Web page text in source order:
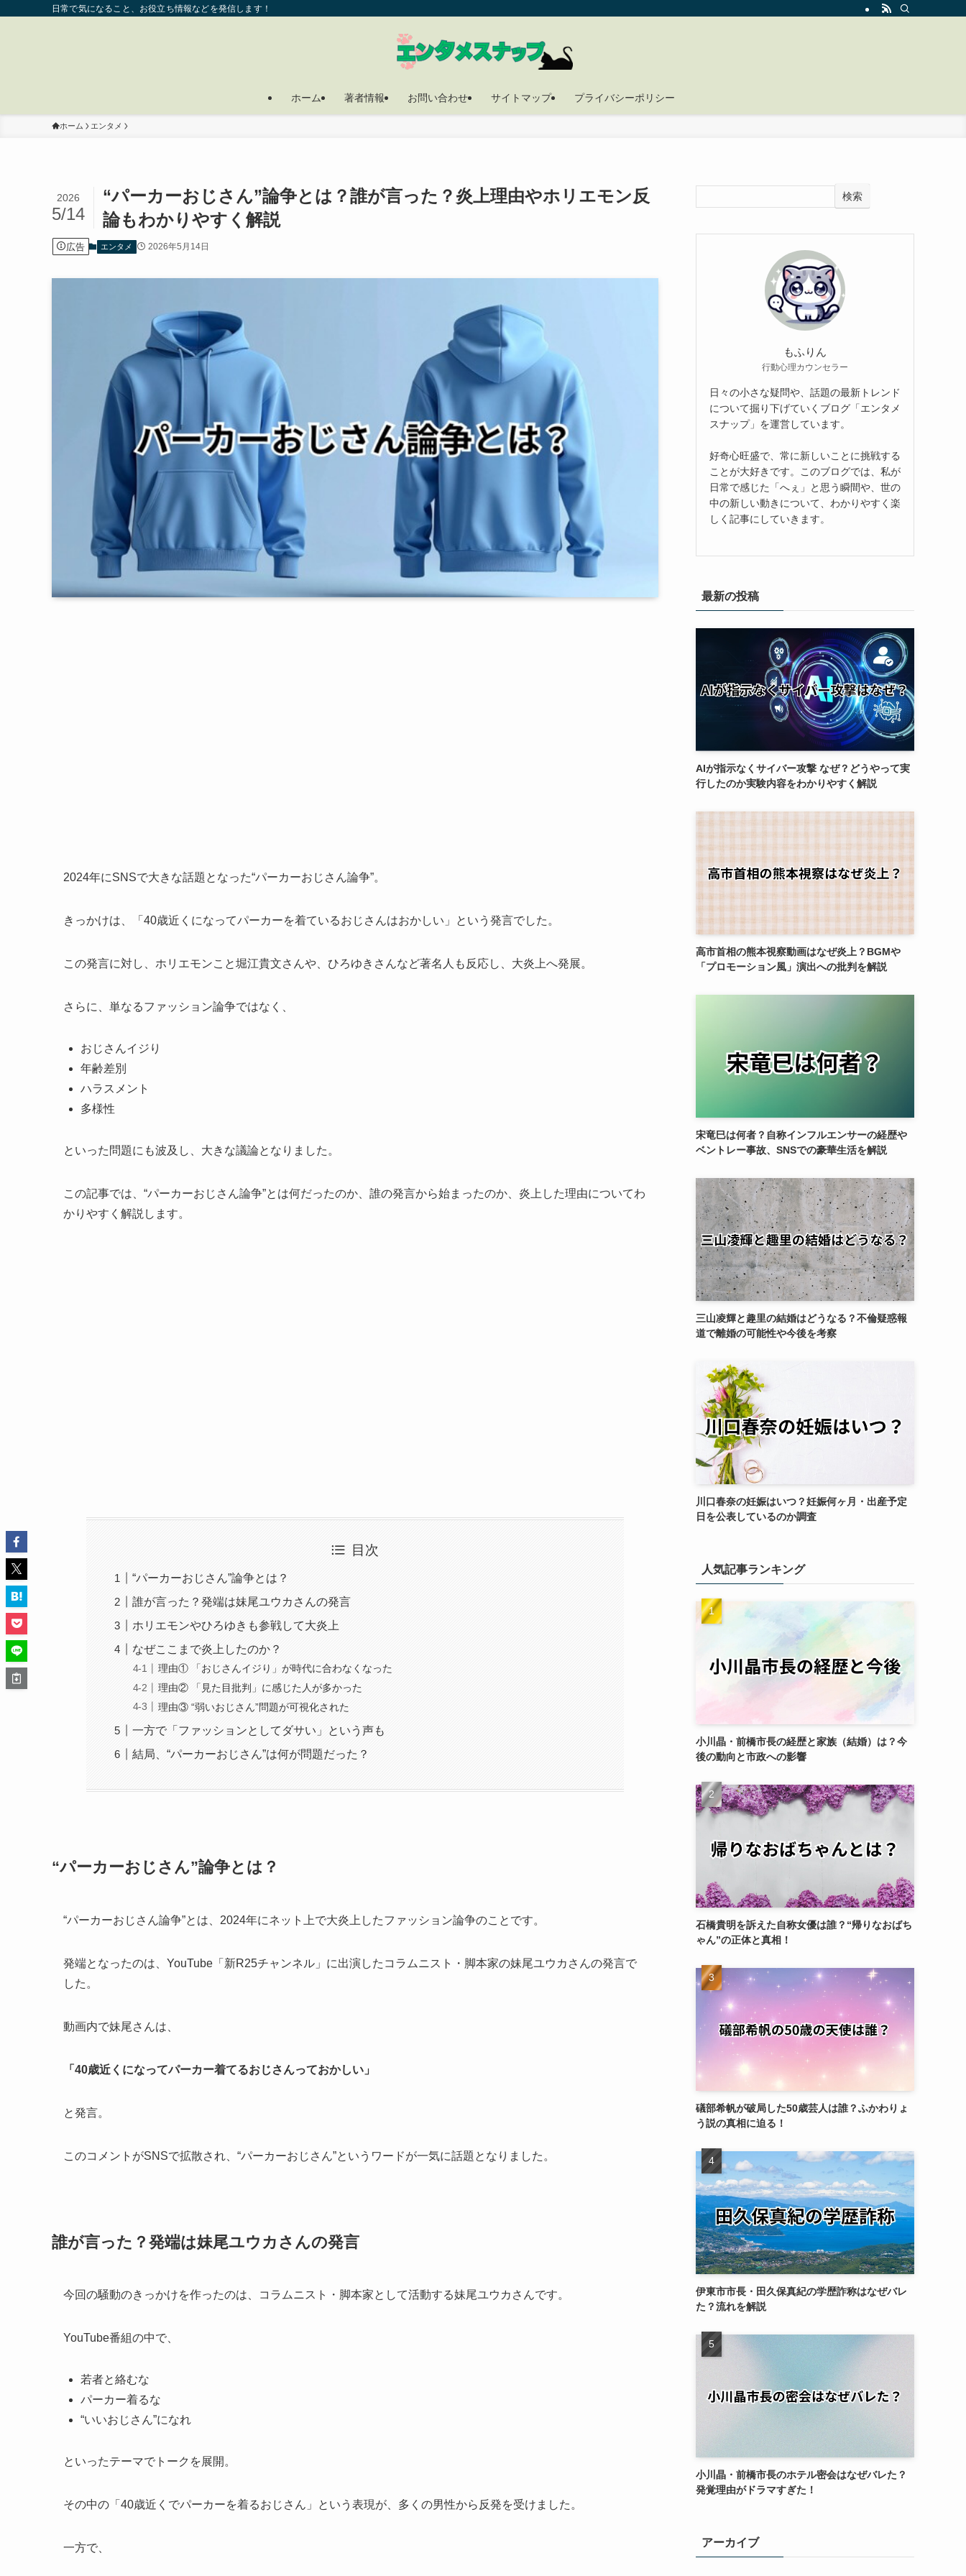
日常で気になること、お役立ち情報などを発信します！
ホーム 著者情報 お問い合わせ サイトマップ プライバシーポリシー
ホーム エンタメ
“パーカーおじさん”論争とは？誰が言った？炎上理由やホリエモン反
論もわかりやすく解説
2026
5/14
広告 エンタメ 2026年5月14日
2024年にSNSで大きな話題となった“パーカーおじさん論争”。
きっかけは、「40歳近くになってパーカーを着ているおじさんはおかしい」という発言でした。
この発言に対し、ホリエモンこと堀江貴文さんや、ひろゆきさんなど著名人も反応し、大炎上へ発展。
さらに、単なるファッション論争ではなく、
おじさんイジり
年齢差別
ハラスメント
多様性
といった問題にも波及し、大きな議論となりました。
この記事では、“パーカーおじさん論争”とは何だったのか、誰の発言から始まったのか、炎上した理由についてわ
かりやすく解説します。
目次
“パーカーおじさん”論争とは？
誰が言った？発端は妹尾ユウカさんの発言
ホリエモンやひろゆきも参戦して大炎上
なぜここまで炎上したのか？
理由① 「おじさんイジり」が時代に合わなくなった
理由② 「見た目批判」に感じた人が多かった
理由③ “弱いおじさん”問題が可視化された
一方で「ファッションとしてダサい」という声も
結局、“パーカーおじさん”は何が問題だった？
“パーカーおじさん”論争とは？
“パーカーおじさん論争”とは、2024年にネット上で大炎上したファッション論争のことです。
発端となったのは、YouTube「新R25チャンネル」に出演したコラムニスト・脚本家の妹尾ユウカさんの発言で
した。
動画内で妹尾さんは、
「40歳近くになってパーカー着てるおじさんっておかしい」
と発言。
このコメントがSNSで拡散され、“パーカーおじさん”というワードが一気に話題となりました。
誰が言った？発端は妹尾ユウカさんの発言
今回の騒動のきっかけを作ったのは、コラムニスト・脚本家として活動する妹尾ユウカさんです。
YouTube番組の中で、
若者と絡むな
パーカー着るな
“いいおじさん”になれ
といったテーマでトークを展開。
その中の「40歳近くでパーカーを着るおじさん」という表現が、多くの男性から反発を受けました。
一方で、
検索
もふりん
行動心理カウンセラー
日々の小さな疑問や、話題の最新トレンド
について掘り下げていくブログ「エンタメ
スナップ」を運営しています。
好奇心旺盛で、常に新しいことに挑戦する
ことが大好きです。このブログでは、私が
日常で感じた「へぇ」と思う瞬間や、世の
中の新しい動きについて、わかりやすく楽
しく記事にしていきます。
最新の投稿
AIが指示なくサイバー攻撃 なぜ？どうやって実
行したのか実験内容をわかりやすく解説
高市首相の熊本視察動画はなぜ炎上？BGMや
「プロモーション風」演出への批判を解説
宋竜巳は何者？自称インフルエンサーの経歴や
ベントレー事故、SNSでの豪華生活を解説
三山凌輝と趣里の結婚はどうなる？不倫疑惑報
道で離婚の可能性や今後を考察
川口春奈の妊娠はいつ？妊娠何ヶ月・出産予定
日を公表しているのか調査
人気記事ランキング
小川晶・前橋市長の経歴と家族（結婚）は？今
後の動向と市政への影響
石橋貴明を訴えた自称女優は誰？“帰りなおばち
ゃん”の正体と真相！
礒部希帆が破局した50歳芸人は誰？ふかわりょ
う説の真相に迫る！
伊東市市長・田久保真紀の学歴詐称はなぜバレ
た？流れを解説
小川晶・前橋市長のホテル密会はなぜバレた？
発覚理由がドラマすぎた！
アーカイブ